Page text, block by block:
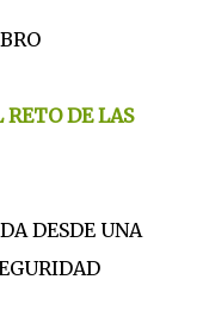
RETO DE LAS
DESDE UNA